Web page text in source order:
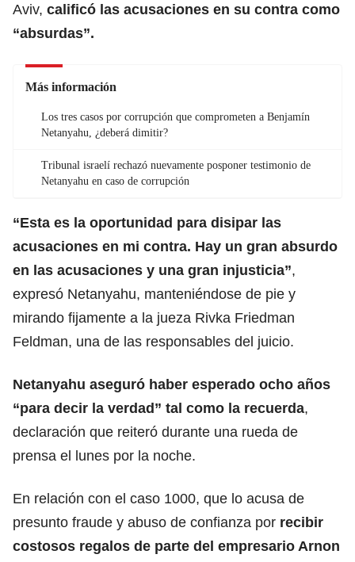
Aviv, calificó las acusaciones en su contra como
“absurdas”.
Más información
Los tres casos por corrupción que comprometen a Benjamín
Netanyahu, ¿deberá dimitir?
Tribunal israelí rechazó nuevamente posponer testimonio de
Netanyahu en caso de corrupción
“Esta es la oportunidad para disipar las
acusaciones en mi contra. Hay un gran absurdo
en las acusaciones y una gran injusticia”,
expresó Netanyahu, manteniéndose de pie y
mirando fijamente a la jueza Rivka Friedman
Feldman, una de las responsables del juicio.
Netanyahu aseguró haber esperado ocho años
“para decir la verdad” tal como la recuerda,
declaración que reiteró durante una rueda de
prensa el lunes por la noche.
En relación con el caso 1000, que lo acusa de
presunto fraude y abuso de confianza por recibir
costosos regalos de parte del empresario Arnon